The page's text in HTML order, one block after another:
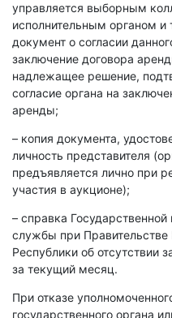
управляется выборным
исполнительным органом и
документ о согласии
заключение договора
надлежащее решение,
согласие органа на
аренды;
– копия документа,
личность представителя
предъявляется лично при
участия в аукционе);
– справка Государственной
службы при
Республики об отсутствии
за текущий месяц.
При отказе
государственного органа